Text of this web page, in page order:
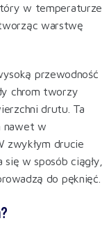
w temperaturze
warstwę
przewodność
chrom tworzy
drutu. Ta
nawet w
zwykłym drucie
w sposób ciągły,
do pęknięć.